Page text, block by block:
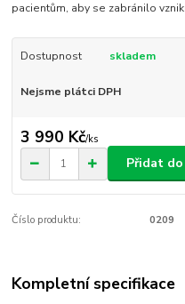
pacientům, aby se zabránilo
Dostupnost skladem
Nejsme plátci DPH
3 990 Kč/ks
Přidat
Číslo produktu: 0209
Kompletní specifikace